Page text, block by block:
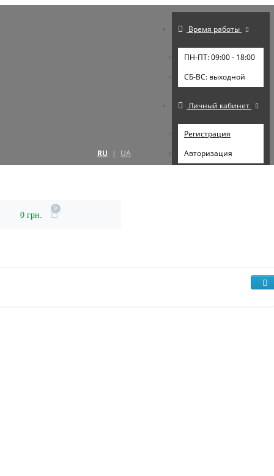
RU | UA
Время работы
ПН-ПТ: 09:00 - 18:00
СБ-ВС: выходной
Личный кабинет
Регистрация
Авторизация
0 грн.
0